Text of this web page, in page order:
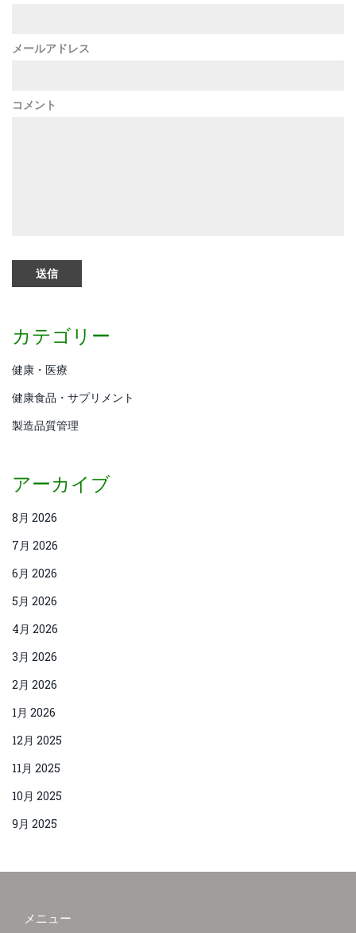
メールアドレス
コメント
カテゴリー
健康・医療
健康食品・サプリメント
製造品質管理
アーカイブ
8月 2026
7月 2026
6月 2026
5月 2026
4月 2026
3月 2026
2月 2026
1月 2026
12月 2025
11月 2025
10月 2025
9月 2025
メニュー